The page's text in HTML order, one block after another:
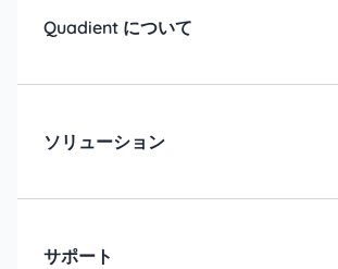
Quadient について
ソリューション
サポート